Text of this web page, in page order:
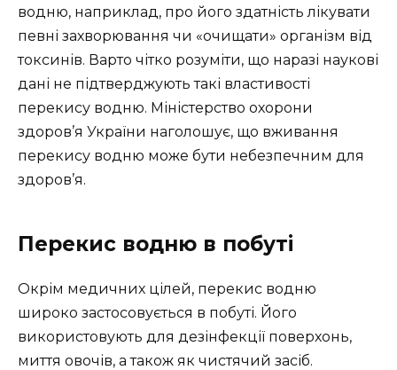
водню, наприклад, про його здатність лікувати
певні захворювання чи «очищати» організм від
токсинів. Варто чітко розуміти, що наразі наукові
дані не підтверджують такі властивості
перекису водню. Міністерство охорони
здоров’я України наголошує, що вживання
перекису водню може бути небезпечним для
здоров’я.
Перекис водню в побуті
Окрім медичних цілей, перекис водню
широко застосовується в побуті. Його
використовують для дезінфекції поверхонь,
миття овочів, а також як чистячий засіб.